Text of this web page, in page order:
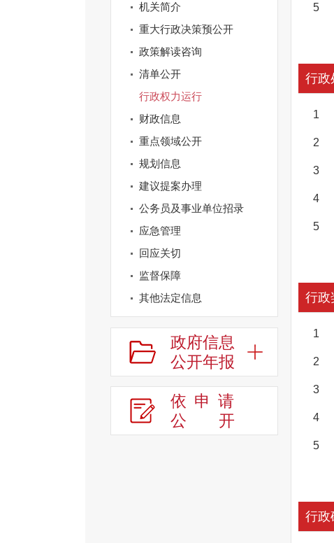
机关简介
重大行政决策预公开
政策解读咨询
清单公开
行政权力运行
财政信息
重点领域公开
规划信息
建议提案办理
公务员及事业单位招录
应急管理
回应关切
监督保障
其他法定信息
政府信息
公开年报
依申请
公
开
5
行政
1
2
3
4
5
行政
1
2
3
4
5
行政